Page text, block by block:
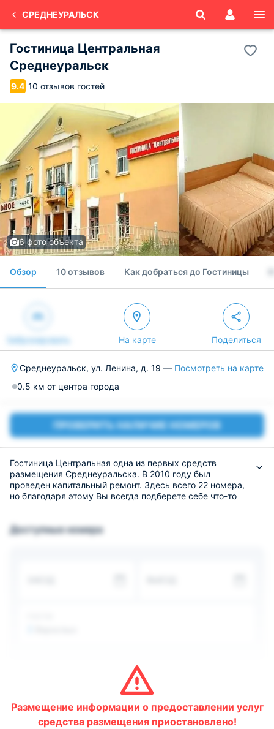
СРЕДНЕУРАЛЬСК
Гостиница Центральная
Среднеуральск
9.4 10 отзывов гостей
6 фото объекта
Обзор 10 отзывов Как добраться до Гостиницы
Забронировать На карте Поделиться
Среднеуральск, ул. Ленина, д. 19 — Посмотреть на карте
0.5 км от центра города
ПРОВЕРИТЬ НАЛИЧИЕ НОМЕРОВ
Гостиница Центральная одна из первых средств
размещения Среднеуральска. В 2010 году был
проведен капитальный ремонт. Здесь всего 22 номера,
но благодаря этому Вы всегда подберете себе что-то
не менее, они оснащены новенькими кроватями,
Доступные номера
Размещение информации о предоставлении услуг
средства размещения приостановлено!